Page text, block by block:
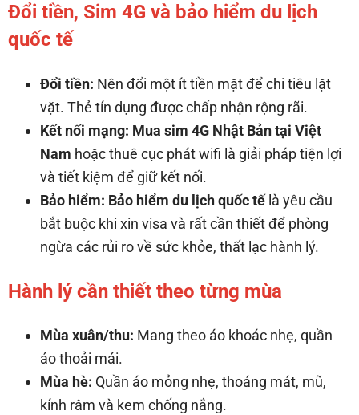
Đổi tiền, Sim 4G và bảo hiểm du lịch
quốc tế
Đổi tiền: Nên đổi một ít tiền mặt để chi tiêu lặt
vặt. Thẻ tín dụng được chấp nhận rộng rãi.
Kết nối mạng: Mua sim 4G Nhật Bản tại Việt
Nam hoặc thuê cục phát wifi là giải pháp tiện lợi
và tiết kiệm để giữ kết nối.
Bảo hiểm: Bảo hiểm du lịch quốc tếlà yêu cầu
bắt buộc khi xin visa và rất cần thiết để phòng
ngừa các rủi ro về sức khỏe, thất lạc hành lý.
Hành lý cần thiết theo từng mùa
Mùa xuân/thu: Mang theo áo khoác nhẹ, quần
áo thoải mái.
Mùa hè: Quần áo mỏng nhẹ, thoáng mát, mũ,
kính râm và kem chống nắng.